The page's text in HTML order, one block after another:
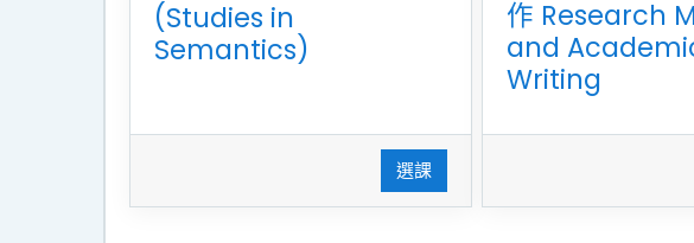
(Studies in
Semantics)
選課
作 Research
and
Writing